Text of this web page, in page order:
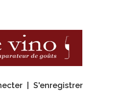
S'enregistrer